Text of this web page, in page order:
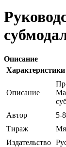
Описание
Характеристики
Описание
Автор
5-
Тираж
Издательство